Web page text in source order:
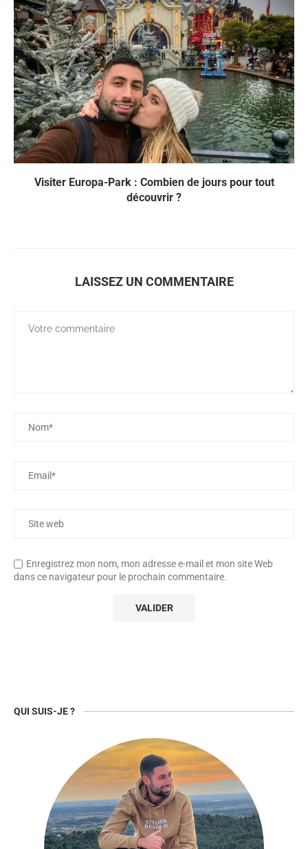
Visiter Europa-Park : Combien de jours pour tout
découvrir ?
LAISSEZ UN COMMENTAIRE
Enregistrez mon nom, mon adresse e-mail et mon site Web
dans ce navigateur pour le prochain commentaire.
QUI SUIS-JE ?